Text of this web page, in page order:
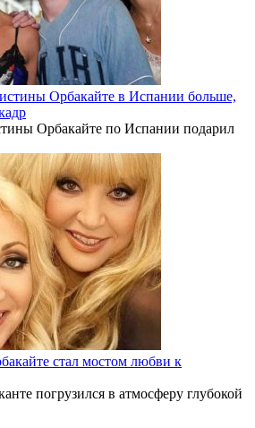
Орбакайте в Испании больше,
Орбакайте по Испании подарил
стал мостом любви к
погрузился в атмосферу глубокой